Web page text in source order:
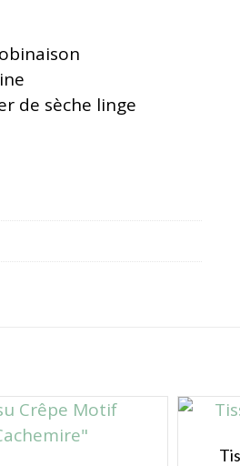
de sèche linge